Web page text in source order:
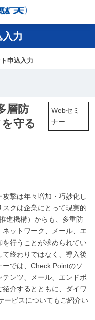
力
申込入力
Webセミ
ナー
層防
守る
撃は年々増加・巧妙化し
クは企業にとって現実的
進機構）からも、多重防
ットワーク、メール、エ
行うことが求められてい
終わりではなく、導入後
では、Check Pointのソ
ンツ、メール、エンドポ
介するとともに、ダイワ
ービスについてもご紹介い